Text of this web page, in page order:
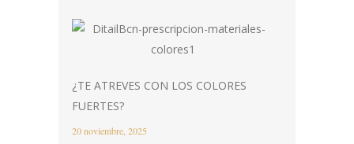
¿TE ATREVES CON LOS COLORES
FUERTES?
20 noviembre, 2025